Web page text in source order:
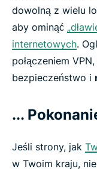
dowolną z wielu
aby ominąć
internetowych.
połączeniem
bezpieczeństwo i
...
Jeśli strony, jak
w Twoim kraju,